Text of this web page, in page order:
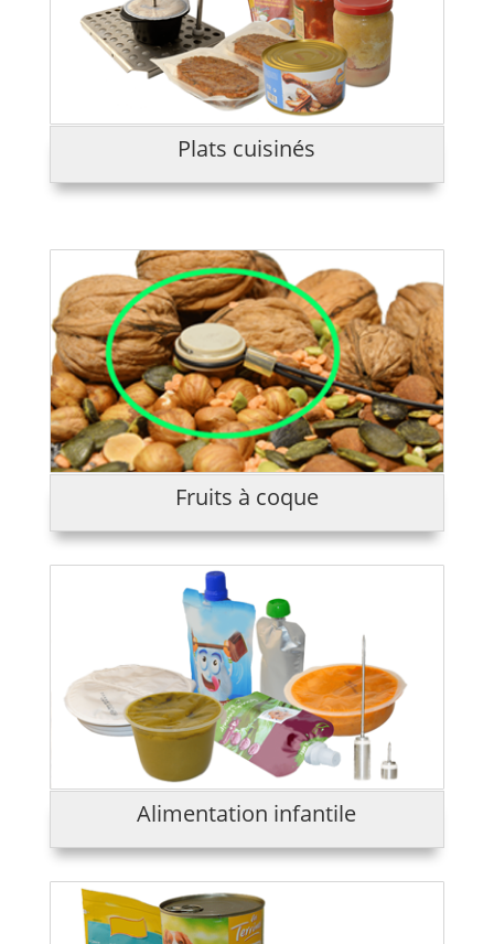
Plats cuisinés
Fruits à coque
Alimentation infantile